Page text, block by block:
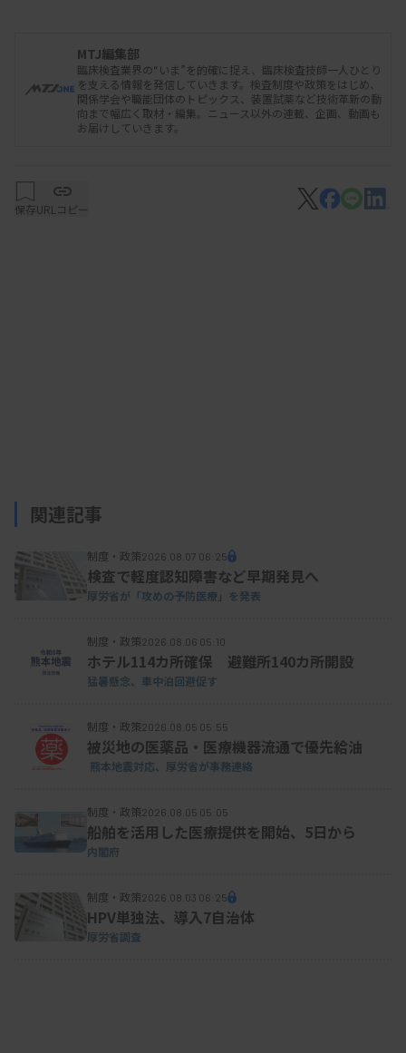
MTJ編集部
臨床検査業界の“いま”を的確に捉え、臨床検査技師一人ひとり
を支える情報を発信していきます。検査制度や政策をはじめ、
関係学会や職能団体のトピックス、装置試薬など技術革新の動
向まで幅広く取材・編集。ニュース以外の連載、企画、動画も
お届けしていきます。
保存URLコピー
関連記事
制度・政策2026.08.07 06:25
検査で軽度認知障害など早期発見へ
厚労省が「攻めの予防医療」を発表
制度・政策2026.08.06 05:10
ホテル114カ所確保 避難所140カ所開設
猛暑懸念、車中泊回避促す
制度・政策2026.08.05 05:55
被災地の医薬品・医療機器流通で優先給油
熊本地震対応、厚労省が事務連絡
制度・政策2026.08.05 05:05
船舶を活用した医療提供を開始、5日から
内閣府
制度・政策2026.08.03 06:25
HPV単独法、導入7自治体
厚労省調査